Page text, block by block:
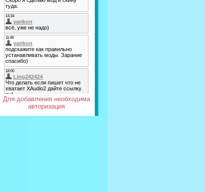
Для добавления необходима
авторизация